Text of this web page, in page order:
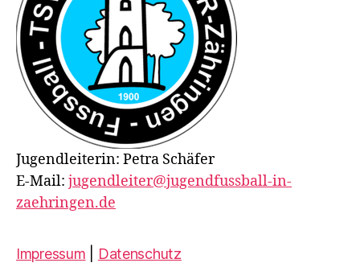
Jugendleiterin: Petra Schäfer
E-Mail: jugendleiter@jugendfussball-in-
zaehringen.de
Impressum Datenschutz